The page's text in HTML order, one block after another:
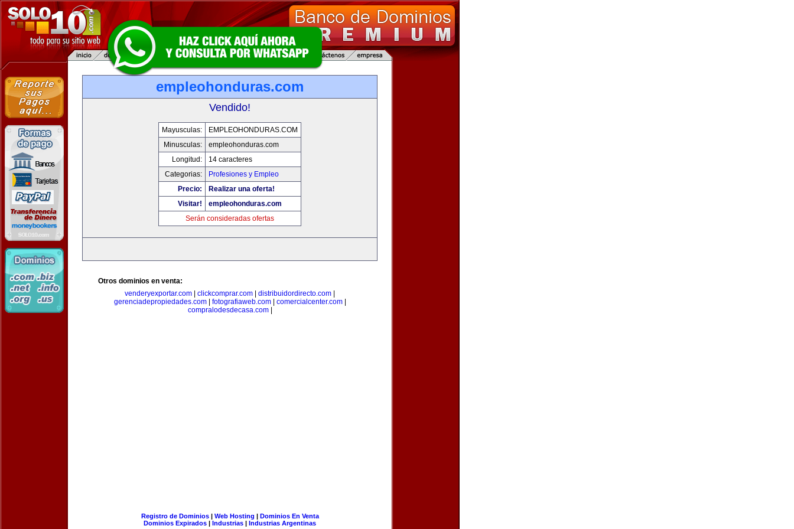
empleohonduras.com
Vendido!
Mayusculas:
EMPLEOHONDURAS.COM
Minusculas:
empleohonduras.com
Longitud:
14 caracteres
Categorias:
Profesiones y Empleo
Precio:
Realizar una oferta!
Visitar!
empleohonduras.com
Serán consideradas ofertas
Otros dominios en venta:
venderyexportar.com
clickcomprar.com distribuidordirecto.com
gerenciadepropiedades.com| fotografiaweb.com| comercialcenter.com|
compralodesdecasa.com|
Registro de Dominios| Web Hosting | Dominios En Venta
Dominios Expirados | Industrias | Industrias Argentinas